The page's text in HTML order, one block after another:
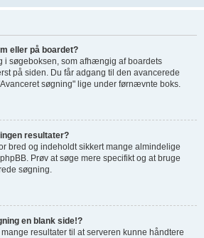
eller på boardet?
i søgeboksen, som afhængig af boardets
på siden. Du får adgang til den avancerede
søgning" lige under førnævnte boks.
resultater?
bred og indeholdt sikkert mange almindelige
Prøv at søge mere specifikt og at bruge
søgning.
en blank side!?
resultater til at serveren kunne håndtere